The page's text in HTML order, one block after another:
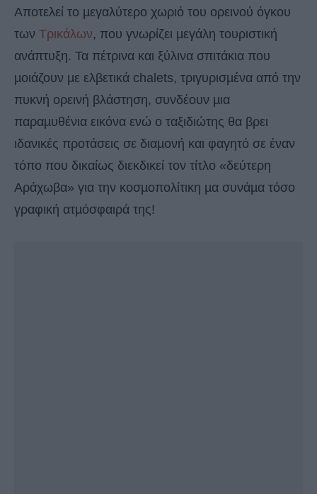
Αποτελεί το µεγαλύτερο χωριό του ορεινού όγκου
των Τρικάλων, που γνωρίζει µεγάλη τουριστική
ανάπτυξη. Τα πέτρινα και ξύλινα σπιτάκια που
µοιάζουν µε ελβετικά chalets, τριγυρισµένα από την
πυκνή ορεινή βλάστηση, συνδέουν µια
παραµυθένια εικόνα ενώ ο ταξιδιώτης θα βρει
ιδανικές προτάσεις σε διαµονή και φαγητό σε έναν
τόπο που δικαίως διεκδικεί τον τίτλο «δεύτερη
Αράχωβα» για την κοσµοπολίτικη µα συνάµα τόσο
γραφική ατµόσφαιρά της!